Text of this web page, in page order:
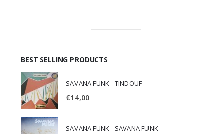
BEST SELLING PRODUCTS
SAVANA FUNK - TINDOUF
€14,00
SAVANA FUNK - SAVANA FUNK